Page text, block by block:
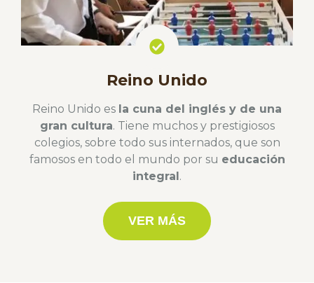
Reino Unido
Reino Unido es la cuna del inglés y de una
gran cultura. Tiene muchos y prestigiosos
colegios, sobre todo sus internados, que son
famosos en todo el mundo por su educación
integral.
VER MÁS